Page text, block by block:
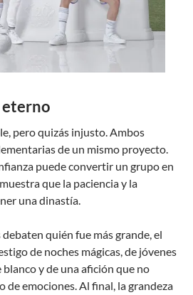
eterno
pero quizás injusto. Ambos
de un mismo proyecto.
puede convertir un grupo en
que la paciencia y la
una dinastía.
quién fue más grande, el
de noches mágicas, de jóvenes
y de una afición que no
de emociones. Al final, la grandeza